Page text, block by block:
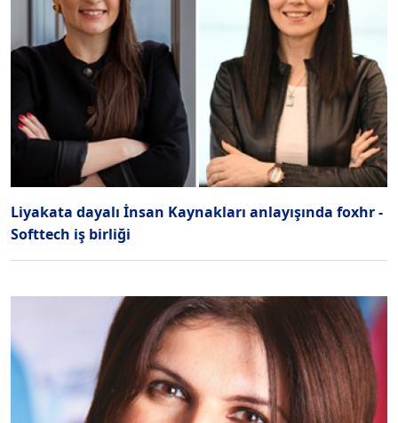
Liyakata dayalı İnsan Kaynakları anlayışında foxhr -
Softtech iş birliği